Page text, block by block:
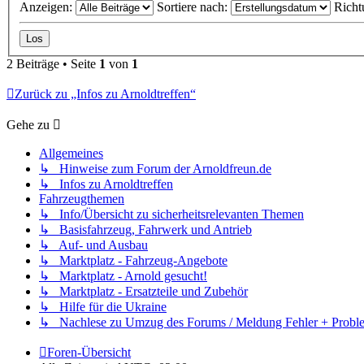
Anzeigen: Sortiere nach:
2 Beiträge • Seite 1 von 1
Zurück zu „Infos zu Arnoldtreffen“
Gehe zu
Allgemeines
↳ Hinweise zum Forum der Arnoldfreun.de
↳ Infos zu Arnoldtreffen
Fahrzeugthemen
↳ Info/Übersicht zu sicherheitsrelevanten Themen
↳ Basisfahrzeug, Fahrwerk und Antrieb
↳ Auf- und Ausbau
↳ Marktplatz - Fahrzeug-Angebote
↳ Marktplatz - Arnold gesucht!
↳ Marktplatz - Ersatzteile und Zubehör
↳ Hilfe für die Ukraine
↳ Nachlese zu Umzug des Forums / Meldung Fehler +
Foren-Übersicht